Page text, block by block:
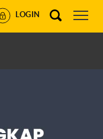
LOGIN